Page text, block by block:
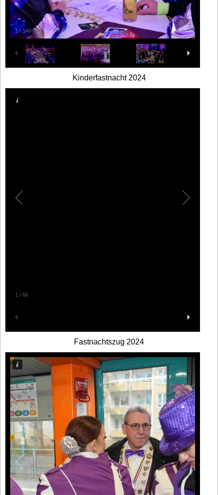
1/146
Kinderfastnacht 2024
1 / 66
Fastnachtszug 2024